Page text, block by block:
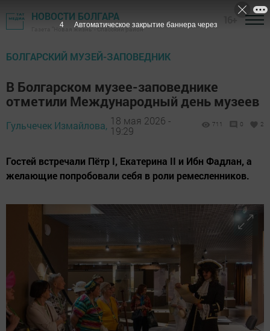
НОВОСТИ БОЛГАРА
Газета "Новая жизнь" - Спасский район
БОЛГАРСКИЙ МУЗЕЙ-ЗАПОВЕДНИК
В Болгарском музее-заповеднике
отметили Международный день музеев
Гульчечек Измайлова, 18 мая 2026 -
19:29
711 0 2
Гостей встречали Пётр I, Екатерина II и Ибн Фадлан, а
желающие попробовали себя в роли ремесленников.
2 Автоматическое закрытие баннера через